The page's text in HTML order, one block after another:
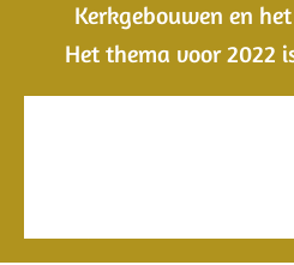
Kerkgebouwen en
Het thema voor 2022